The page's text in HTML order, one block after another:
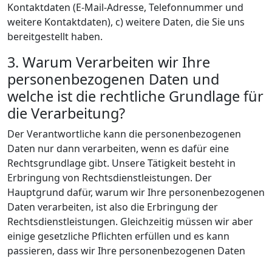
Kontaktdaten (E-Mail-Adresse, Telefonnummer und
weitere Kontaktdaten), c) weitere Daten, die Sie uns
bereitgestellt haben.
3. Warum Verarbeiten wir Ihre
personenbezogenen Daten und
welche ist die rechtliche Grundlage für
die Verarbeitung?
Der Verantwortliche kann die personenbezogenen
Daten nur dann verarbeiten, wenn es dafür eine
Rechtsgrundlage gibt. Unsere Tätigkeit besteht in
Erbringung von Rechtsdienstleistungen. Der
Hauptgrund dafür, warum wir Ihre personenbezogenen
Daten verarbeiten, ist also die Erbringung der
Rechtsdienstleistungen. Gleichzeitig müssen wir aber
einige gesetzliche Pflichten erfüllen und es kann
passieren, dass wir Ihre personenbezogenen Daten